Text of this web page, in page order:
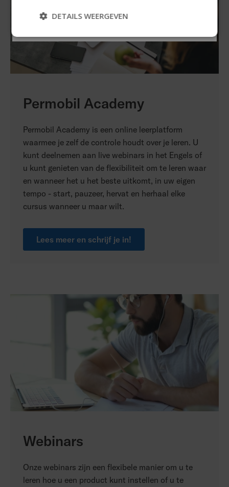
Permobil Academy
Permobil Academy is een online leerplatform
waarmee je zelf de controle houdt over je leren. U
kunt deelnemen aan live webinars in het Engels of
u kunt genieten van de flexibiliteit om te leren waar
en wanneer het u het beste uitkomt, in uw eigen
tempo - start, pauzeer, hervat en herhaal elke
cursus wanneer u maar wilt.
Lees meer en schrijf je in!
Webinars
Onze webinars zijn een flexibele manier om u te
leren hoe u een product kunt instellen of u te
Overslaan
DETAILS WEERGEVEN